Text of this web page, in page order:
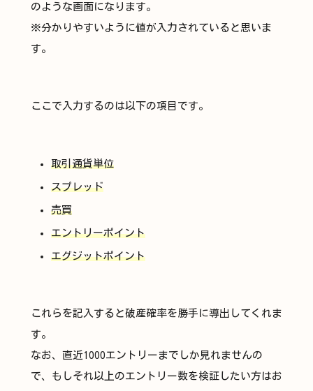
のような画面になります。
※分かりやすいように値が入力されていると思いま
す。
ここで入力するのは以下の項目です。
取引通貨単位
スプレッド
売買
エントリーポイント
エグジットポイント
これらを記入すると破産確率を勝手に導出してくれま
す。
なお、直近1000エントリーまでしか見れませんの
で、もしそれ以上のエントリー数を検証したい方はお